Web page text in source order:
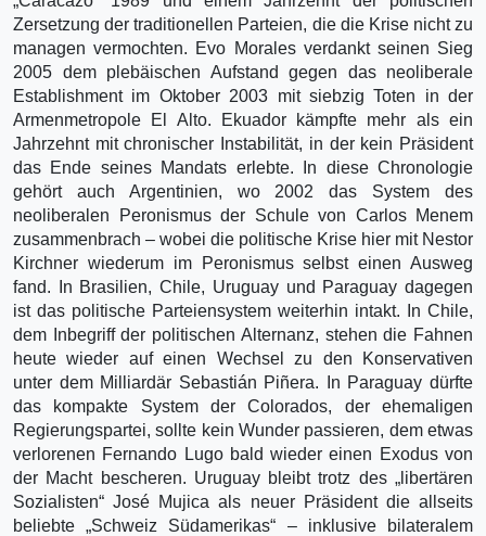
Zersetzung der traditionellen Parteien, die die Krise nicht zu
managen vermochten. Evo Morales verdankt seinen Sieg
2005 dem plebäischen Aufstand gegen das neoliberale
Establishment im Oktober 2003 mit siebzig Toten in der
Armenmetropole El Alto. Ekuador kämpfte mehr als ein
Jahrzehnt mit chronischer Instabilität, in der kein Präsident
das Ende seines Mandats erlebte. In diese Chronologie
gehört auch Argentinien, wo 2002 das System des
neoliberalen Peronismus der Schule von Carlos Menem
zusammenbrach – wobei die politische Krise hier mit Nestor
Kirchner wiederum im Peronismus selbst einen Ausweg
fand. In Brasilien, Chile, Uruguay und Paraguay dagegen
ist das politische Parteiensystem weiterhin intakt. In Chile,
dem Inbegriff der politischen Alternanz, stehen die Fahnen
heute wieder auf einen Wechsel zu den Konservativen
unter dem Milliardär Sebastián Piñera. In Paraguay dürfte
das kompakte System der Colorados, der ehemaligen
Regierungspartei, sollte kein Wunder passieren, dem etwas
verlorenen Fernando Lugo bald wieder einen Exodus von
der Macht bescheren. Uruguay bleibt trotz des „libertären
Sozialisten“ José Mujica als neuer Präsident die allseits
beliebte „Schweiz Südamerikas“ – inklusive bilateralem